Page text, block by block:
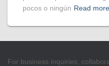
pocos o ningún Read more
For business inquiries,